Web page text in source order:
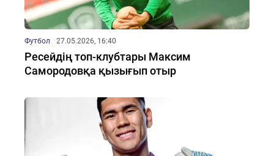
Футбол 27.05.2026, 16:40
Ресейдің топ-клубтары Максим
Самородовқа қызығып отыр